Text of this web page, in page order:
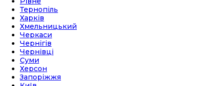
Тернопіль
Харків
Хмельницький
Черкаси
Чернігів
Чернівці
Суми
Херсон
Запоріжжя